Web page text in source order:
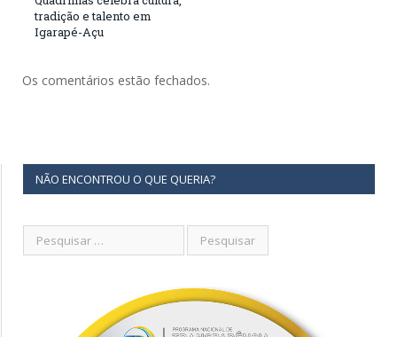
tradição e talento em
Igarapé-Açu
Os comentários estão fechados.
NÃO ENCONTROU O QUE QUERIA?